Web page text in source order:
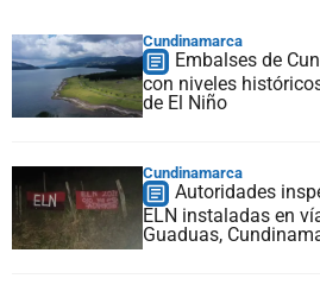
Cundinamarca
Embalses de
con niveles
de El Niño
Cundinamarca
Autoridades
ELN instaladas en
Guaduas,